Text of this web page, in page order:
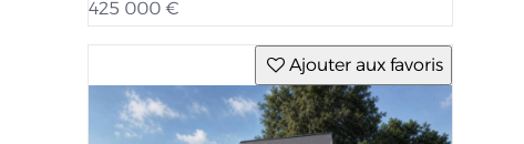
425 000 €
Ajouter aux favoris